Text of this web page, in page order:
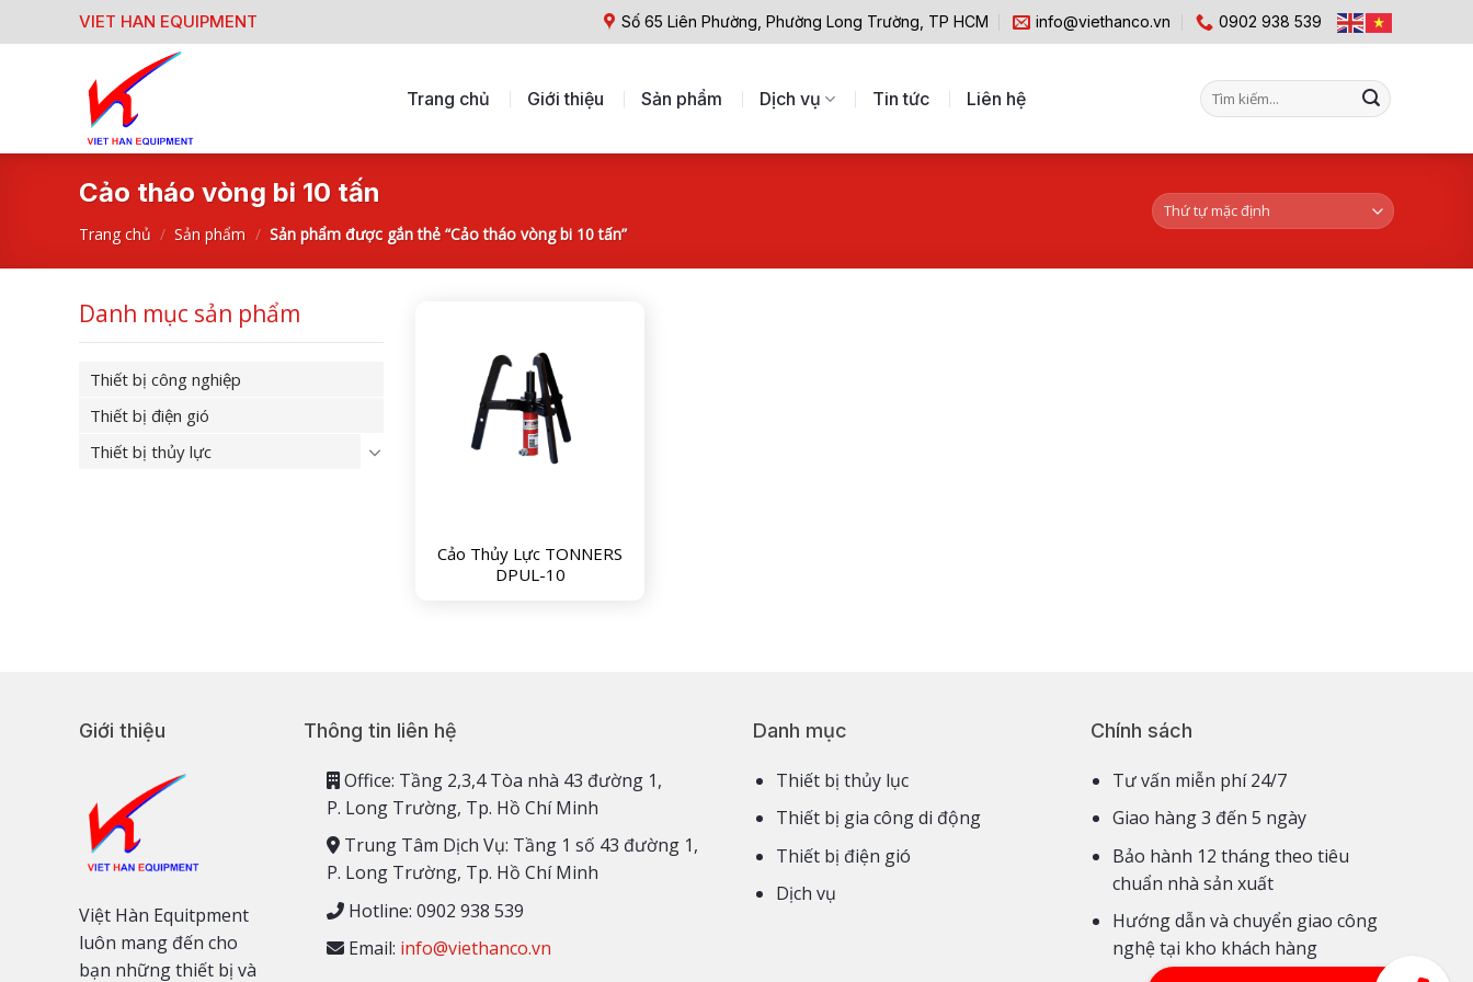
to
VIET HAN EQUIPMENT Số 65 Liên Phường, Phường Long Trường, TP HCM info@viethanco.vn 0902 938 539
Trang chủ Giới thiệu Sản phẩm Dịch vụ Tin tức Liên hệ
Tìm
kiếm:
Cảo tháo vòng bi 10 tấn
Trang chủ / Sản phẩm / Sản phẩm được gắn thẻ “Cảo tháo vòng bi 10 tấn”
Danh mục sản phẩm
Thiết bị công nghiệp
Thiết bị điện gió
Thiết bị thủy lực
Cảo Thủy Lực TONNERS
DPUL-10
Giới thiệu
Việt Hàn Equitpment
luôn mang đến cho
bạn những thiết bị và
Thông tin liên hệ
Office: Tầng 2,3,4 Tòa nhà 43 đường 1,
P. Long Trường, Tp. Hồ Chí Minh
Trung Tâm Dịch Vụ: Tầng 1 số 43 đường 1,
P. Long Trường, Tp. Hồ Chí Minh
Hotline: 0902 938 539
Email: info@viethanco.vn
Danh mục
Thiết bị thủy lục
Thiết bị gia công di động
Thiết bị điện gió
Dịch vụ
Chính sách
Tư vấn miễn phí 24/7
Giao hàng 3 đến 5 ngày
Bảo hành 12 tháng theo tiêu
chuẩn nhà sản xuất
Hướng dẫn và chuyển giao công
nghệ tại kho khách hàng